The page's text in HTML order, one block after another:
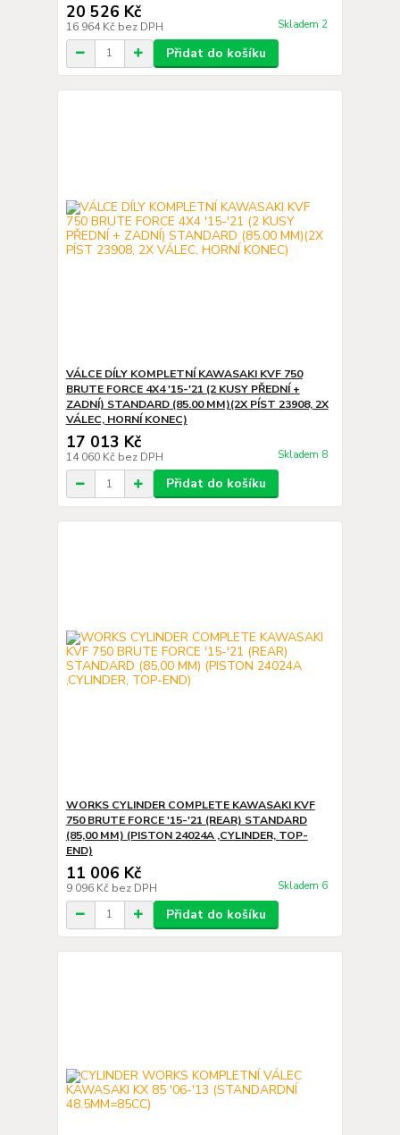
20 526 Kč
16 964 Kč bez DPH Skladem 2
Přidat do košíku
VÁLCE DÍLY KOMPLETNÍ KAWASAKI KVF 750
BRUTE FORCE 4X4 '15-'21 (2 KUSY PŘEDNÍ +
ZADNÍ) STANDARD (85.00 MM)(2X PÍST 23908, 2X
VÁLEC, HORNÍ KONEC)
17 013 Kč
14 060 Kč bez DPH Skladem 8
Přidat do košíku
WORKS CYLINDER COMPLETE KAWASAKI KVF
750 BRUTE FORCE '15-'21 (REAR) STANDARD
(85,00 MM) (PISTON 24024A ,CYLINDER, TOP-
END)
11 006 Kč
9 096 Kč bez DPH Skladem 6
Přidat do košíku